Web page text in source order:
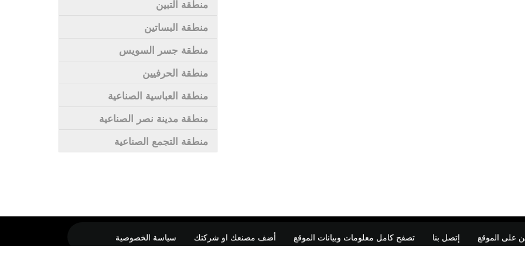
منطقة التبين
منطقة البساتين
منطقة جسر السويس
منطقة الحرفيين
منطقة العباسية الصناعية
منطقة مدينة نصر الصناعية
منطقة التجمع الصناعية
على الموقع إتصل بنا تصفح كامل معلومات وبيانات الموقع أضف مصنعك او شركتك سياسة الخصوصية